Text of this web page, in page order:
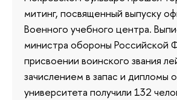
митинг, посвященный выпуску
Военного учебного центра.
министра обороны Российской
присвоении воинского звания
зачислением в запас и дипломы
университета получили 132